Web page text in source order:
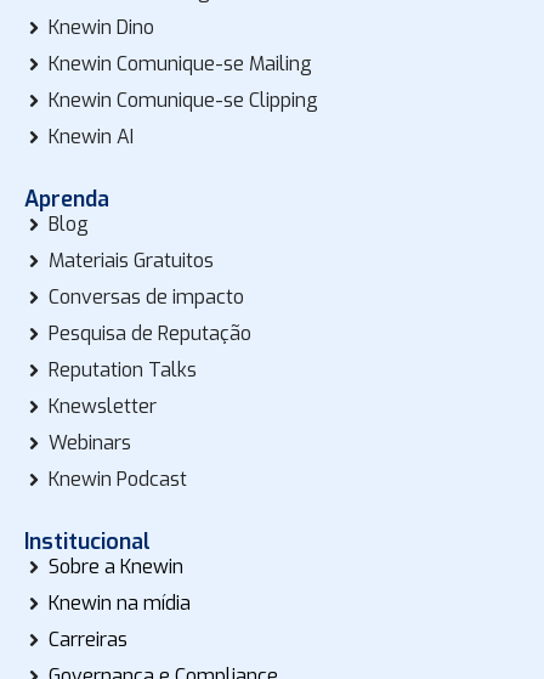
Knewin Dino
Knewin Comunique-se Mailing
Knewin Comunique-se Clipping
Knewin AI
Aprenda
Blog
Materiais Gratuitos
Conversas de impacto
Pesquisa de Reputação
Reputation Talks
Knewsletter
Webinars
Knewin Podcast
Institucional
Sobre a Knewin
Knewin na mídia
Carreiras